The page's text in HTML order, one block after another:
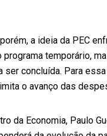
a ideia da PEC
temporário,
ser concluída. Para
o avanço das
da Economia, Paulo